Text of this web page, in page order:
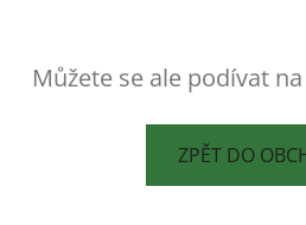
Můžete se ale podívat
ZPĚT DO